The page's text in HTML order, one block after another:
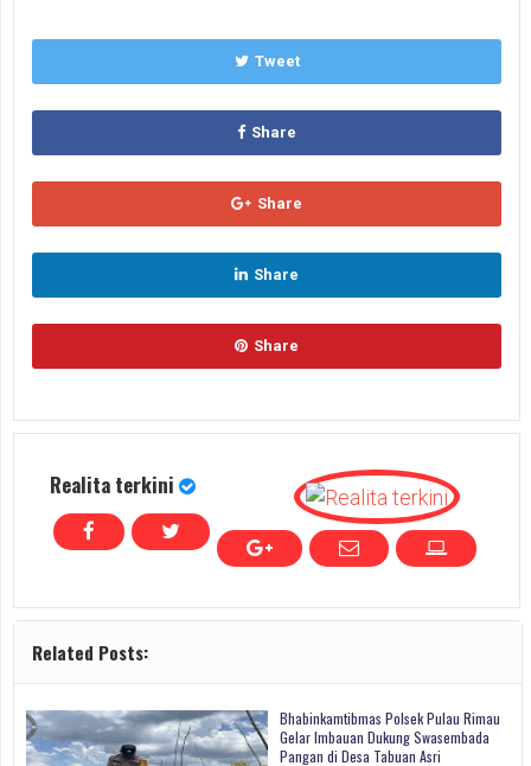
Tweet
Share
Share
Share
Share
Realita terkini
Related Posts:
Bhabinkamtibmas Polsek Pulau Rimau
Gelar Imbauan Dukung Swasembada
Pangan di Desa Tabuan Asri